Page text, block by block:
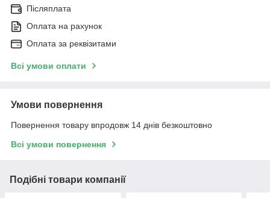
Післяплата
Оплата на рахунок
Оплата за реквізитами
Всі умови оплати
Умови повернення
Повернення товару впродовж 14 днів безкоштовно
Всі умови повернення
Подібні товари компанії